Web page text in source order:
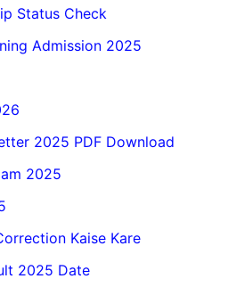
Status Check
Admission 2025
2025 PDF Download
2025
Kaise Kare
2025 Date